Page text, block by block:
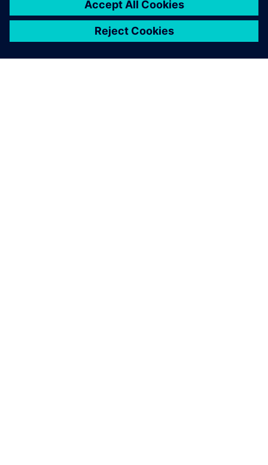
etter interessante praksismuligheter for studentene
dine?